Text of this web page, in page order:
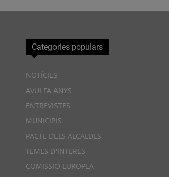
Categories populars
NOTÍCIES
AVUI FA ANYS
ENTREVISTES
MUNICIPIS
PACTE DELS ALCALDES
TEMES D'INTERÈS
COMISSIÓ EUROPEA